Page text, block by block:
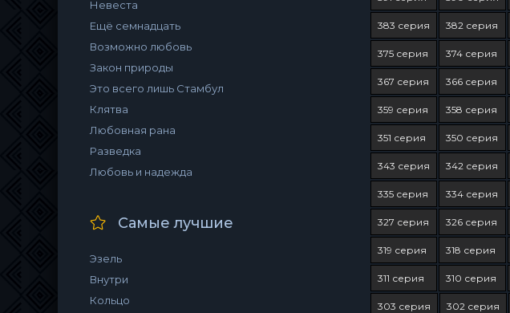
Невеста
Ещё семнадцать
Возможно любовь
Закон природы
Это всего лишь Стамбул
Клятва
Любовная рана
Разведка
Любовь и надежда
Самые лучшие
Эзель
Внутри
Кольцо
383 серия 382 серия
375 серия 374 серия
367 серия 366 серия
359 серия 358 серия
351 серия 350 серия
343 серия 342 серия
335 серия 334 серия
327 серия 326 серия
319 серия 318 серия
311 серия 310 серия
303 серия 302 серия